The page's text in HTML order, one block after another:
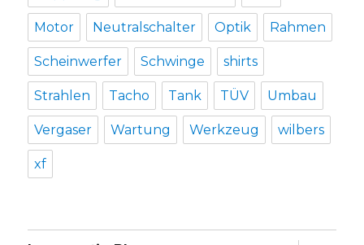
Motor Neutralschalter Optik Rahmen
Scheinwerfer Schwinge shirts
Strahlen Tacho Tank TÜV Umbau
Vergaser Wartung Werkzeug wilbers
xf